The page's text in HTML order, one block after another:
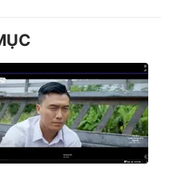
nếu không có sự chấp
VTV.vn khi phát hành lại